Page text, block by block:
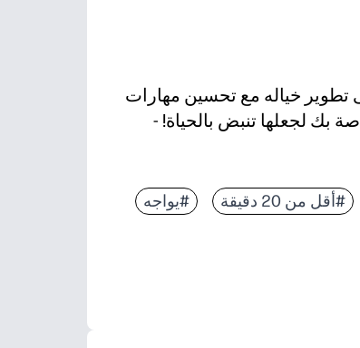
تطوير خياله مع تحسين مهارات
بك لجعلها تنبض بالحياة! -
#أقل من 20 دقيقة #يواجه